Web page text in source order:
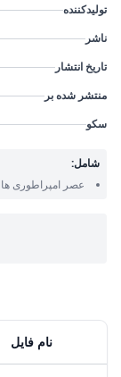
نام فایل
تولیدکننده
ناشر
تاریخ انتشار
منتشر شده بر
سکو
شامل:
عصر امپراطوری ها ۳